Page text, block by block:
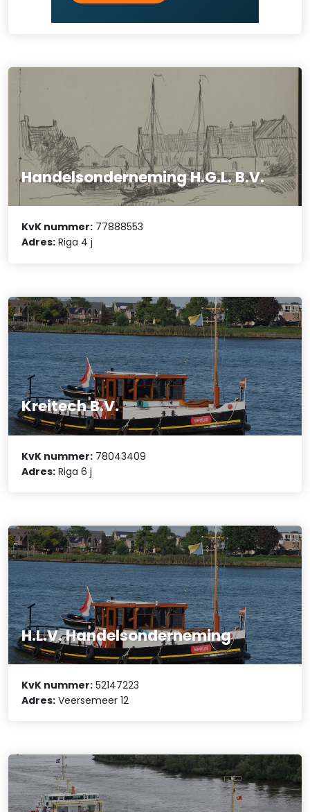
Handelsonderneming H.G.L. B.V.
KvK nummer: 77888553
Adres: Riga 4 j
Kreitech B.V.
KvK nummer: 78043409
Adres: Riga 6 j
H.L.V. Handelsonderneming
KvK nummer: 52147223
Adres: Veersemeer 12